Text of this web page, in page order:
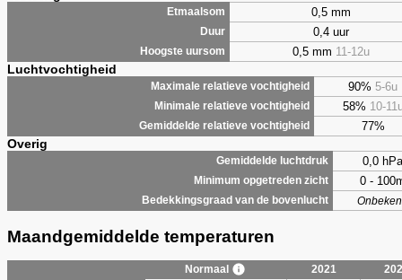
Etmaalsom 0,5 mm
Duur 0,4 uur
Hoogste uursom 0,5 mm 11-12u
Luchtvochtigheid
Maximale relatieve vochtigheid 90% 5-6u
Minimale relatieve vochtigheid 58% 10-
Gemiddelde relatieve vochtigheid 77%
Overig
Gemiddelde luchtdruk 0,0 hPa
Minimum opgetreden zicht 0 -
Bedekkingsgraad van de bovenlucht
Maandgemiddelde temperaturen
Normaal 2021